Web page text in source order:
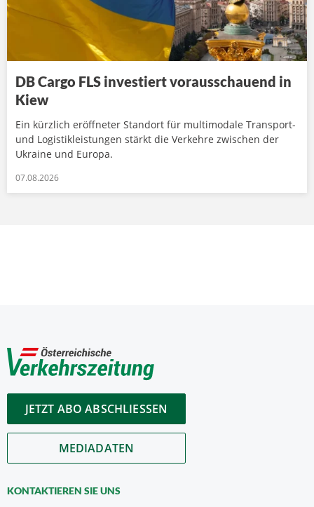
DB Cargo FLS investiert vorausschauend in
Kiew
Ein kürzlich eröffneter Standort für multimodale Transport-
und Logistikleistungen stärkt die Verkehre zwischen der
Ukraine und Europa.
07.08.2026
JETZT ABO ABSCHLIESSEN
MEDIADATEN
KONTAKTIEREN SIE UNS